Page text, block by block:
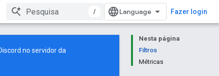
/ Fazer login
Nesta página
Filtros
Métricas
no servidor da